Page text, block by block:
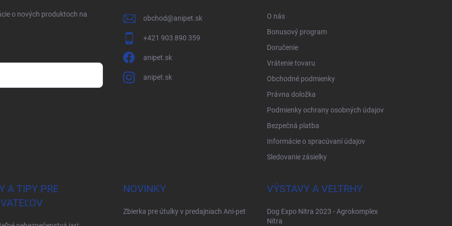
o nových produktoch na
obchod@anipet.sk
+421 903 890 359
anipet.sk
anipet.sk
O nás
Bonusový program
Doručenie
Vrátenie tovaru
Obchodné podmienky
Právna doložka
Podmienky ochrany osobných údajov
Bezpečná platba
Informácie o spracúvaní údajov
Sledovanie zásielky
A TIPY PRE
NOVINKY
Zbierka pre útulky v predajniach Ani-pet
VÝSTAVY A VELTRHY
Dog Expo Nitra 2023 - Agrokomplex
Nitra